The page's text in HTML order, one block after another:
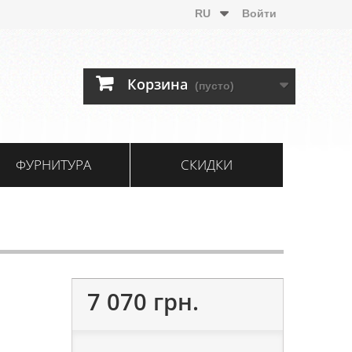
Войти
RU
Корзина (пусто)
ФУРНИТУРА СКИДКИ
7 070 грн.